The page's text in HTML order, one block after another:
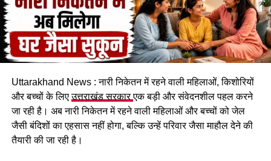
Uttarakhand News : नारी निकेतन में रहने वाली महिलाओं, किशोरियों
और बच्चों के लिएउत्तराखंड सरकारएक बड़ी और संवेदनशील पहल करने
जा रही है। अब नारी निकेतन में रहने वाली महिलाओं और बच्चों को जेल
जैसी बंदिशों का एहसास नहीं होगा, बल्कि उन्हें परिवार जैसा माहौल देने की
तैयारी की जा रही है।